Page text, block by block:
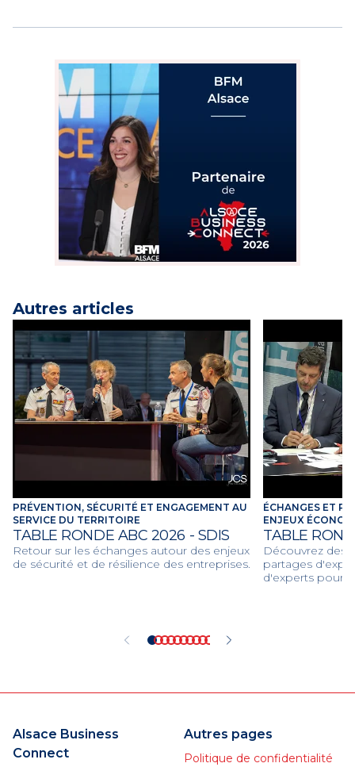
Autres articles
PRÉVENTION, SÉCURITÉ ET ENGAGEMENT AU
SERVICE DU TERRITOIRE
TABLE RONDE ABC 2026 - SDIS
Retour sur les échanges autour des enjeux
de sécurité et de résilience des entreprises.
ÉCHANGES ET
ENJEUX
TABLE
Découvrez des
partages
d'experts pour
Alsace Business
Connect
Autres pages
Politique de confidentialité